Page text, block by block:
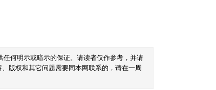
何明示或暗示的保证。请读者仅作参考，并请
版权和其它问题需要同本网联系的，请在一周